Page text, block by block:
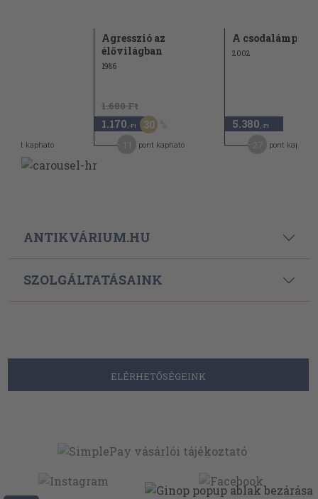
pont kapható
Agresszió az
élővilágban
1986
1.680 Ft
1.170 ,-Ft 30
pont kapható
A csodalámpa
2002
5.380 ,-Ft
pont kapható
ANTIKVÁRIUM.HU
SZOLGÁLTATÁSAINK
ELÉRHETŐSÉGEINK